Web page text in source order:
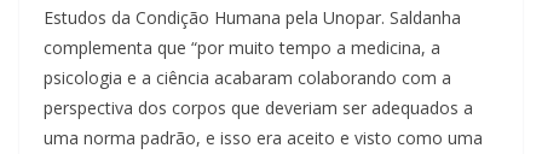
Estudos da Condição Humana pela Unopar. Saldanha
complementa que “por muito tempo a medicina, a
psicologia e a ciência acabaram colaborando com a
perspectiva dos corpos que deveriam ser adequados a
uma norma padrão, e isso era aceito e visto como uma